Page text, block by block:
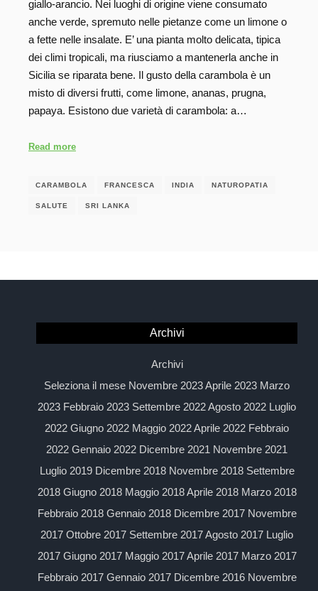
giallo-arancio. Nei luoghi di origine viene consumato
anche verde, spremuto nelle pietanze come un limone o
a fette nelle insalate. E’ una pianta molto delicata, tipica
dei climi tropicali, ma riusciamo a mantenerla anche in
Sicilia se riparata bene. Il gusto della carambola è un
misto di diversi frutti, come limone, ananas, prugna,
papaya. Esistono due varietà di carambola: a…
Read more
CARAMBOLA FRANCESCA INDIA NATUROPATIA
SALUTE SRI LANKA
Archivi
Archivi
Seleziona il mese Novembre 2023 Aprile 2023 Marzo
2023 Febbraio 2023 Settembre 2022 Agosto 2022 Luglio
2022 Giugno 2022 Maggio 2022 Aprile 2022 Febbraio
2022 Gennaio 2022 Dicembre 2021 Novembre 2021
Luglio 2019 Dicembre 2018 Novembre 2018 Settembre
2018 Giugno 2018 Maggio 2018 Aprile 2018 Marzo 2018
Febbraio 2018 Gennaio 2018 Dicembre 2017 Novembre
2017 Ottobre 2017 Settembre 2017 Agosto 2017 Luglio
2017 Giugno 2017 Maggio 2017 Aprile 2017 Marzo 2017
Febbraio 2017 Gennaio 2017 Dicembre 2016 Novembre